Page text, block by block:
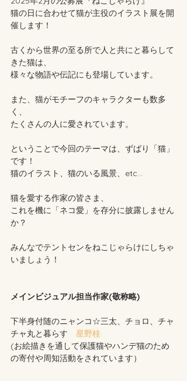
猫の日に合わせて猫が主役のイラスト展を開
催します！
古くから世界の至る所で人と共にと暮らして
きた猫は、
様々な物語や伝記にも登場しています。
また、猫がモチーフのキャラクターも数多
く、
たくさんの人に愛されています。
ということで今回のテーマは、ずばり「猫」
です！
猫のイラスト、猫のいる風景、etc...
猫を愛する作家の皆さま、
これを機に「ネコ愛」を存分に披露しません
か？
みんなでテントセンをねこじゃらけにしちゃ
いましょう！
メインビジュアル担当作家(敬称略)
下半身付随のニャンコ☆三太、チョロ、チャ
チャ丸と暮らす 星野桂
(お絵描きを通して保護猫やハンデ猫のため
の寄付や周知活動をされています）